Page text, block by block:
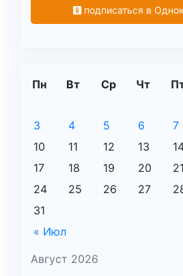
подписаться в
Август 2026
Пн Вт Ср Чт
« Июл
3
4 5 6 7
10
11 12 13
17
18 19 20 21
24
25 26 27
31